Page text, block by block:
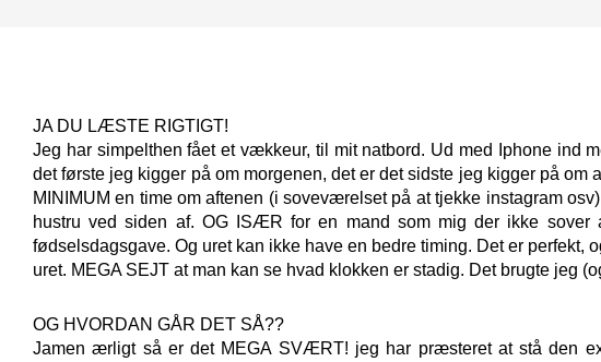
JA DU LÆSTE RIGTIGT!
Jeg har simpelthen fået et vækkeur, til mit natbord. Ud med Iphone ind
det første jeg kigger på om morgenen, det er det sidste jeg kigger på
MINIMUM en time om aftenen (i soveværelset på at tjekke instagram
hustru ved siden af. OG ISÆR for en mand som mig der ikke
fødselsdagsgave. Og uret kan ikke have en bedre timing. Det er
uret. MEGA SEJT at man kan se hvad klokken er stadig. Det brugte jeg
OG HVORDAN GÅR DET SÅ??
Jamen ærligt så er det MEGA SVÆRT! jeg har præsteret at stå den